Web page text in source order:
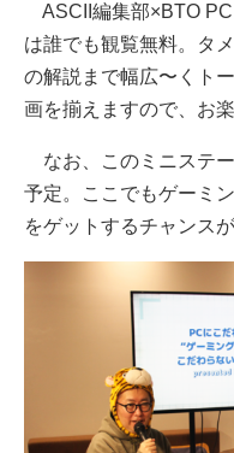
ASCII編集部×BTO
は誰でも観覧無料。タ
の解説まで幅広〜くト
画を揃えますので、お楽
なお、このミニステ
予定。ここでもゲーミ
をゲットするチャンス